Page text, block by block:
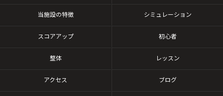
当施設の特徴 シミュレーション
スコアアップ 初心者
整体 レッスン
アクセス ブログ